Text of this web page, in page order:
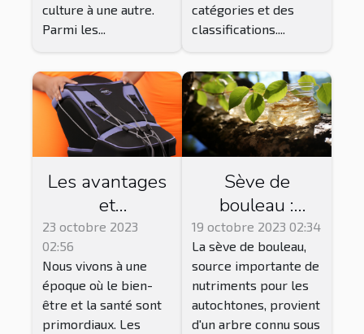
culture à une autre.
Parmi les...
catégories et des
classifications....
Les avantages
et
inconvénients
des bottes de
pressothérapie
23 octobre 2023
02:56
Nous vivons à une
époque où le bien-
être et la santé sont
primordiaux. Les
Sève de
bouleau :
Bienfaits,
précautions et
effets
secondaires
19 octobre 2023 02:34
La sève de bouleau,
source importante de
nutriments pour les
autochtones, provient
d'un arbre connu sous